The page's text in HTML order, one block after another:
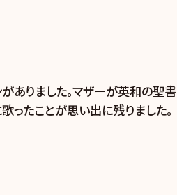
ありました。マザーが英和の聖書
ったことが思い出に残りました。